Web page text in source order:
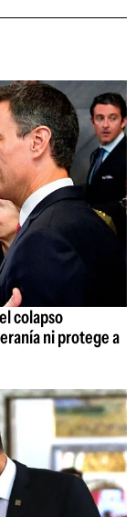
colapso
ni protege a